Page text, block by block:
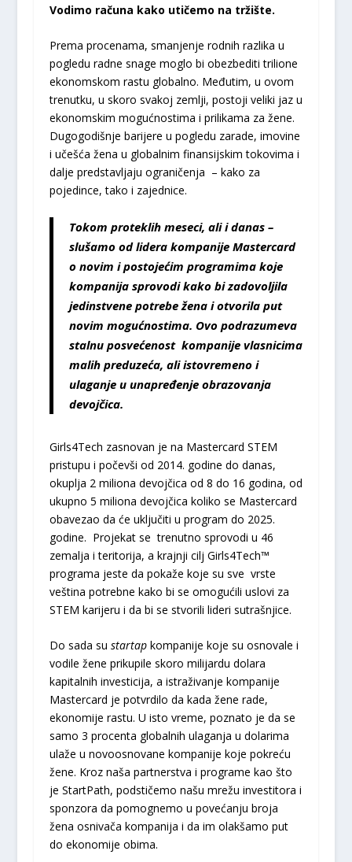
Vodimo računa kako utičemo na tržište.
Prema procenama, smanjenje rodnih razlika u
pogledu radne snage moglo bi obezbediti trilione
ekonomskom rastu globalno. Međutim, u ovom
trenutku, u skoro svakoj zemlji, postoji veliki jaz u
ekonomskim mogućnostima i prilikama za žene.
Dugogodišnje barijere u pogledu zarade, imovine
i učešća žena u globalnim finansijskim tokovima i
dalje predstavljaju ograničenja – kako za
pojedince, tako i zajednice.
Tokom proteklih meseci, ali i danas –
slušamo od lidera kompanije Mastercard
o novim i postojećim programima koje
kompanija sprovodi kako bi zadovoljila
jedinstvene potrebe žena i otvorila put
novim mogućnostima. Ovo podrazumeva
stalnu posvećenost kompanije vlasnicima
malih preduzeća, ali istovremeno i
ulaganje u unapređenje obrazovanja
devojčica.
Girls4Tech zasnovan je na Mastercard STEM
pristupu i počevši od 2014. godine do danas,
okuplja 2 miliona devojčica od 8 do 16 godina, od
ukupno 5 miliona devojčica koliko se Mastercard
obavezao da će uključiti u program do 2025.
godine. Projekat se trenutno sprovodi u 46
zemalja i teritorija, a krajnji cilj Girls4Tech™
programa jeste da pokaže koje su sve vrste
veština potrebne kako bi se omogućili uslovi za
STEM karijeru i da bi se stvorili lideri sutrašnjice.
Do sada su startapkompanije koje su osnovale i
vodile žene prikupile skoro milijardu dolara
kapitalnih investicija, a istraživanje kompanije
Mastercard je potvrdilo da kada žene rade,
ekonomije rastu. U isto vreme, poznato je da se
samo 3 procenta globalnih ulaganja u dolarima
ulaže u novoosnovane kompanije koje pokreću
žene. Kroz naša partnerstva i programe kao što
je StartPath, podstičemo našu mrežu investitora i
sponzora da pomognemo u povećanju broja
žena osnivača kompanija i da im olakšamo put
do ekonomije obima.